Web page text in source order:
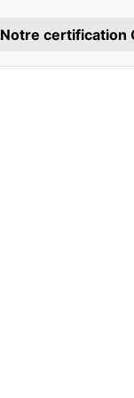
Notre certification